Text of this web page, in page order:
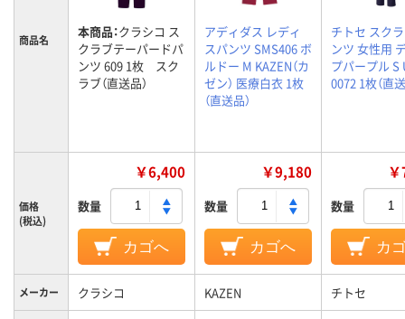
商品名 本商品：クラシコ ス
クラブテーパードパ
ンツ 609 1枚 スク
ラブ（直送品）
アディダス レディ
スパンツ SMS406 ボ
ルドー M KAZEN（カ
ゼン） 医療白衣 1枚
（直送品）
チトセ スク
ンツ 女性用
プパープル S
0072 1枚（直
価格
(税込)
￥6,400
数量
カゴへ
￥9,180
数量
カゴへ
数量
カ
メーカー クラシコ KAZEN チトセ